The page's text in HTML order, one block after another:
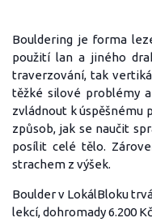
Bouldering je forma
použití lan a jiného
traverzování, tak
těžké silové problémy
zvládnout k úspěšnému
způsob, jak se naučit
posílit celé tělo.
strachem z výšek.
Boulder v LokálBloku
lekcí, dohromady 6.200